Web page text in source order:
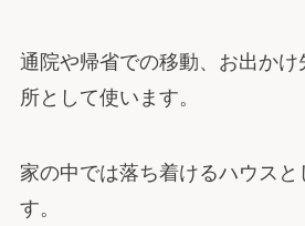
通院や帰省での移動、お出か
所として使います。
家の中では落ち着けるハウスと
す。